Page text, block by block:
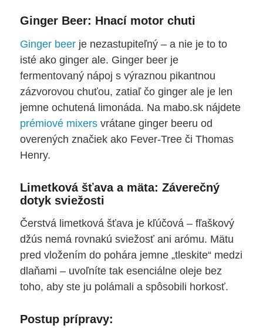
Ginger Beer: Hnací motor chuti
Ginger beerje nezastupiteľný – a nie je to to
isté ako ginger ale. Ginger beer je
fermentovaný nápoj s výraznou pikantnou
zázvorovou chuťou, zatiaľ čo ginger ale je len
jemne ochutená limonáda. Na mabo.sk nájdete
prémiové mixersvrátane ginger beeru od
overených značiek ako Fever-Tree či Thomas
Henry.
Limetková šťava a mäta: Záverečný
dotyk sviežosti
Čerstvá limetková šťava je kľúčová – fľaškový
džús nemá rovnakú sviežosť ani arómu. Mätu
pred vložením do pohára jemne „tleskite“ medzi
dlaňami – uvoľníte tak esenciálne oleje bez
toho, aby ste ju polámali a spôsobili horkosť.
Postup prípravy: